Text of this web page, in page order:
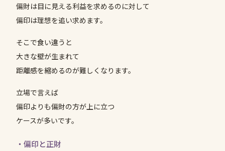
偏財は目に見える利益を求めるのに対して
偏印は理想を追い求めます。
そこで食い違うと
大きな壁が生まれて
距離感を縮めるのが難しくなります。
立場で言えば
偏印よりも偏財の方が上に立つ
ケースが多いです。
・偏印と正財